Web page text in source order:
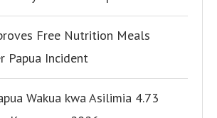
Free Nutrition Meals
Papua Incident
Wakua kwa Asilimia 4.73